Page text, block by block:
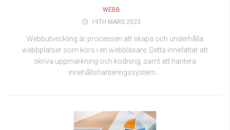
WEBB
19TH MARS 2023
Webbutveckling är processen att skapa och underhålla
webbplatser som körs i en webbläsare. Detta innefattar att
skriva uppmärkning och kodning, samt att hantera
innehållshanteringssystem....